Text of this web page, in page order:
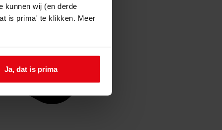
kunnen wij (en derde
is prima' te klikken. Meer
Ja, dat is prima